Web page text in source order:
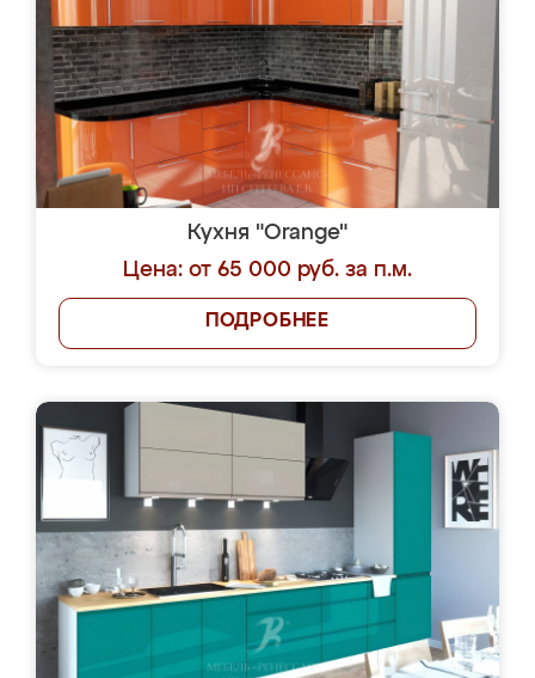
Кухня "Orange"
Цена: от 65 000 руб. за п.м.
ПОДРОБНЕЕ